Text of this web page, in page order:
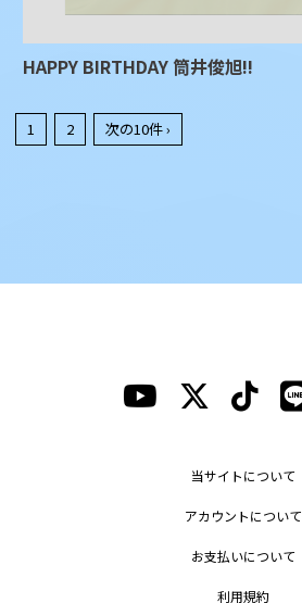
HAPPY BIRTHDAY 筒井俊旭!!
1 2 次の10件 ›
当サイトについて
アカウントについて
お支払いについて
利用規約